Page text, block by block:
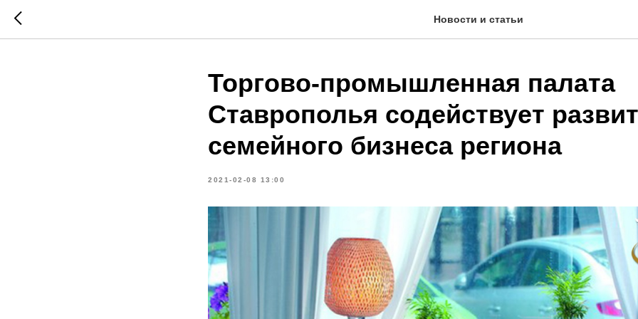
Новости и статьи
Торгово-промышленная палата
Ставрополья содействует
семейного бизнеса региона
2021-02-08 13:00